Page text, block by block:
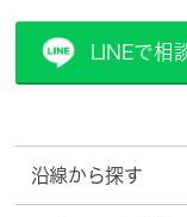
LINEで相
沿線から探す